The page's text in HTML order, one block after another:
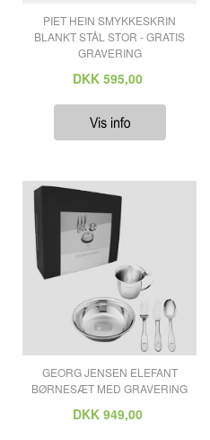
PIET HEIN SMYKKESKRIN
BLANKT STÅL STOR - GRATIS
GRAVERING
DKK 595,00
GEORG JENSEN ELEFANT
BØRNESÆT MED GRAVERING
DKK 949,00